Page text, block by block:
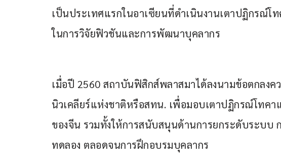
เป็นประเทศแรกในอาเซียนที่ดำเนินงานเตาปฏิกรณ์โ
ในการวิจัยฟิวชันและการพัฒนาบุคลากร
เมื่อปี 2560 สถาบันฟิสิกส์พลาสมาได้ลงนามข้อตกลงค
นิวเคลียร์แห่งชาติหรือสทน. เพื่อมอบเตาปฏิกรณ์โทคา
ของจีน รวมทั้งให้การสนับสนุนด้านการยกระดับระบบ
ทดลอง ตลอดจนการฝึกอบรมบุคลากร